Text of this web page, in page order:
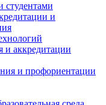
студентами
и
и аккредитации
и профориентации